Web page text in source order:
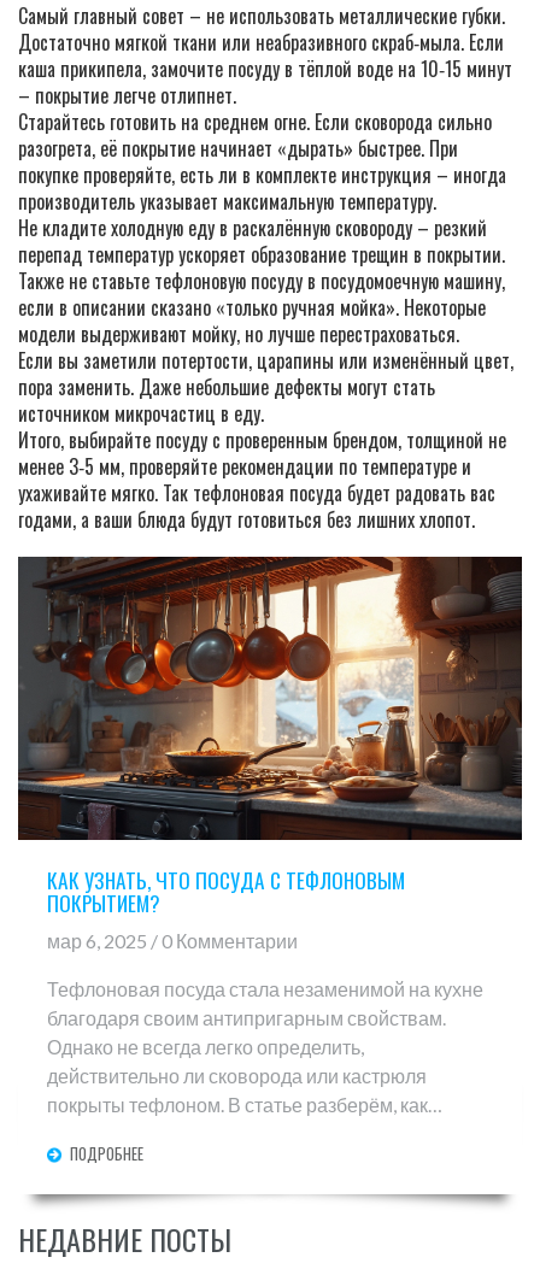
Самый главный совет – не использовать металлические губки.
Достаточно мягкой ткани или неабразивного скраб‑мыла. Если
каша прикипела, замочите посуду в тёплой воде на 10‑15 минут
– покрытие легче отлипнет.
Старайтесь готовить на среднем огне. Если сковорода сильно
разогрета, её покрытие начинает «дырать» быстрее. При
покупке проверяйте, есть ли в комплекте инструкция – иногда
производитель указывает максимальную температуру.
Не кладите холодную еду в раскалённую сковороду – резкий
перепад температур ускоряет образование трещин в покрытии.
Также не ставьте тефлоновую посуду в посудомоечную машину,
если в описании сказано «только ручная мойка». Некоторые
модели выдерживают мойку, но лучше перестраховаться.
Если вы заметили потертости, царапины или изменённый цвет,
пора заменить. Даже небольшие дефекты могут стать
источником микрочастиц в еду.
Итого, выбирайте посуду с проверенным брендом, толщиной не
менее 3‑5 мм, проверяйте рекомендации по температуре и
ухаживайте мягко. Так тефлоновая посуда будет радовать вас
годами, а ваши блюда будут готовиться без лишних хлопот.
КАК УЗНАТЬ, ЧТО ПОСУДА С ТЕФЛОНОВЫМ
ПОКРЫТИЕМ?
мар 6, 2025 / 0 Комментарии
Тефлоновая посуда стала незаменимой на кухне
благодаря своим антипригарным свойствам.
Однако не всегда легко определить,
действительно ли сковорода или кастрюля
покрыты тефлоном. В статье разберём, как
полезные советы по уходу за такой посудой.
Также обсудим, каковы преимущества
другими покрытиями на кухне.
ПОДРОБНЕЕ
НЕДАВНИЕ ПОСТЫ